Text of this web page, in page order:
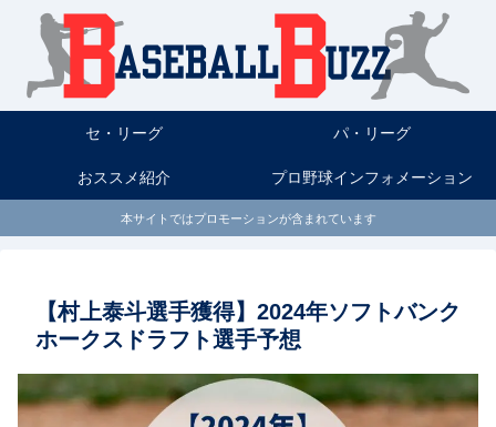
セ・リーグ パ・リーグ
おススメ紹介 プロ野球インフォメーション
本サイトではプロモーションが含まれています
【村上泰斗選手獲得】2024年ソフトバンク
ホークスドラフト選手予想